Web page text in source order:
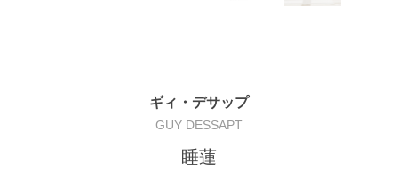
ギィ・デサップ
GUY DESSAPT
睡蓮